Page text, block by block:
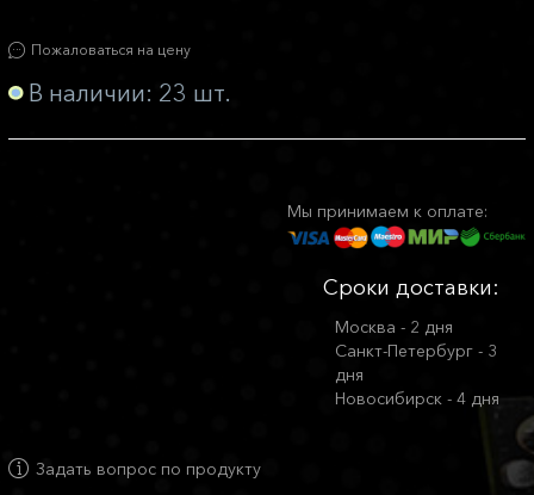
Пожаловаться на цену
В наличии: 23 шт.
Мы принимаем к оплате:
Сроки доставки:
Москва - 2 дня
Санкт-Петербург - 3
дня
Новосибирск - 4 дня
Задать вопрос по продукту